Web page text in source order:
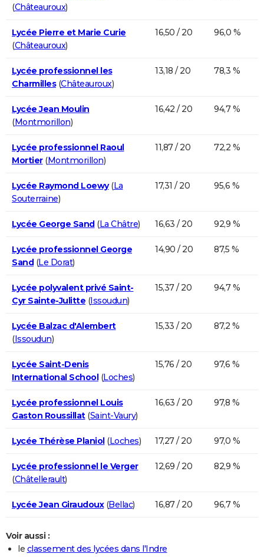
(Châteauroux)
Lycée Pierre et Marie Curie
(Châteauroux)
16,50 / 20 96,0 %
Lycée professionnel les
Charmilles(Châteauroux)
13,18 / 20 78,3 %
Lycée Jean Moulin
(Montmorillon)
16,42 / 20 94,7 %
Lycée professionnel Raoul
Mortier(Montmorillon)
11,87 / 20 72,2 %
Lycée Raymond Loewy(La
Souterraine)
17,31 / 20 95,6 %
Lycée George Sand(La Châtre) 16,63 / 20 92,9 %
Lycée professionnel George
Sand(Le Dorat)
14,90 / 20 87,5 %
Lycée polyvalent privé Saint-
Cyr Sainte-Julitte (Issoudun)
15,37 / 20 94,7 %
Lycée Balzac d'Alembert
(Issoudun)
15,33 / 20 87,2 %
Lycée Saint-Denis
International School(Loches)
15,76 / 20 97,6 %
Lycée professionnel Louis
Gaston Roussillat(Saint-Vaury)
16,63 / 20 97,8 %
Lycée Thérèse Planiol(Loches) 17,27 / 20 97,0 %
Lycée professionnel le Verger
(Châtellerault)
12,69 / 20 82,9 %
Lycée Jean Giraudoux(Bellac) 16,87 / 20 96,7 %
Voir aussi :
le classement des lycées dans l'Indre